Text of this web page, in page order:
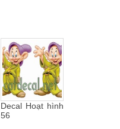
Decal Hoạt hình
56